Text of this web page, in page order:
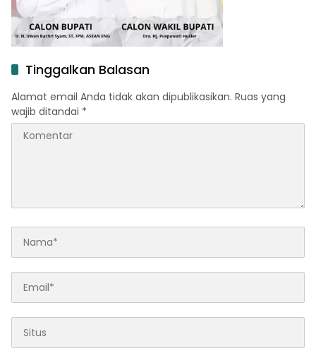
Tinggalkan Balasan
Alamat email Anda tidak akan dipublikasikan. Ruas yang
wajib ditandai *